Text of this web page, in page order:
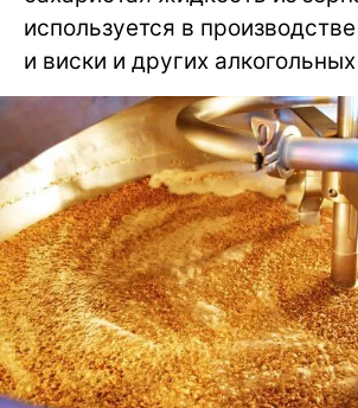
используется в
и виски и других